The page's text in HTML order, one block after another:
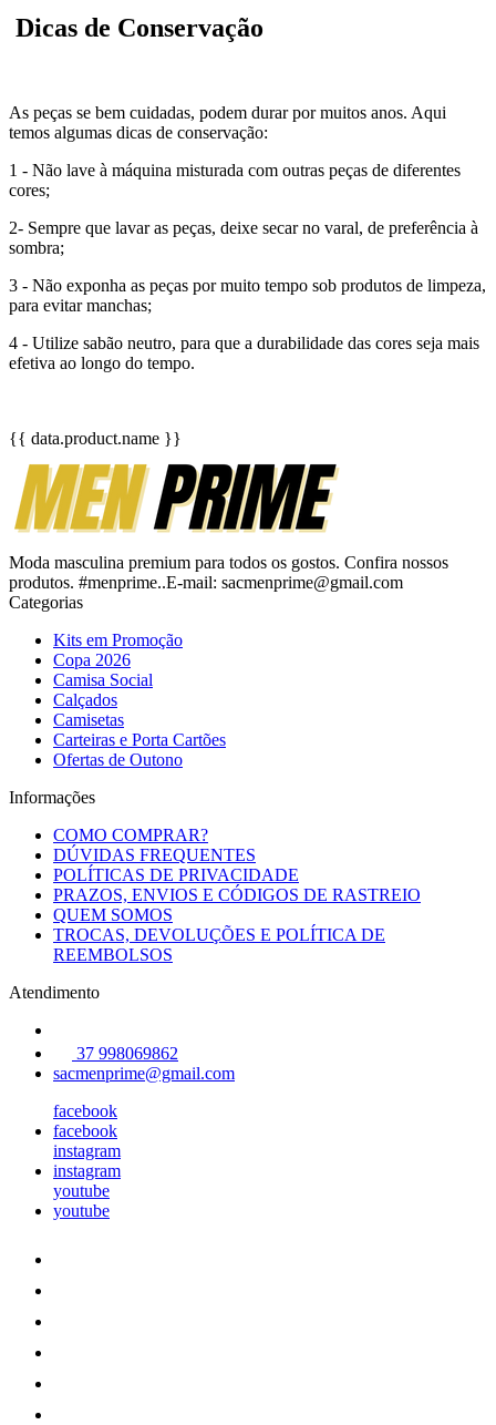
Dicas de Conservação
As peças se bem cuidadas, podem durar por muitos anos. Aqui
temos algumas dicas de conservação:
1 - Não lave à máquina misturada com outras peças de diferentes
cores;
2- Sempre que lavar as peças, deixe secar no varal, de preferência à
sombra;
3 - Não exponha as peças por muito tempo sob produtos de limpeza,
para evitar manchas;
4 - Utilize sabão neutro, para que a durabilidade das cores seja mais
efetiva ao longo do tempo.
{{ data.product.name }}
Moda masculina premium para todos os gostos. Confira nossos
produtos. #menprime..E-mail: sacmenprime@gmail.com
Categorias
Kits em Promoção
Copa 2026
Camisa Social
Calçados
Camisetas
Carteiras e Porta Cartões
Ofertas de Outono
Informações
COMO COMPRAR?
DÚVIDAS FREQUENTES
POLÍTICAS DE PRIVACIDADE
PRAZOS, ENVIOS E CÓDIGOS DE RASTREIO
QUEM SOMOS
TROCAS, DEVOLUÇÕES E POLÍTICA DE
REEMBOLSOS
Atendimento
37 998069862
sacmenprime@gmail.com
facebook
facebook
instagram
instagram
youtube
youtube